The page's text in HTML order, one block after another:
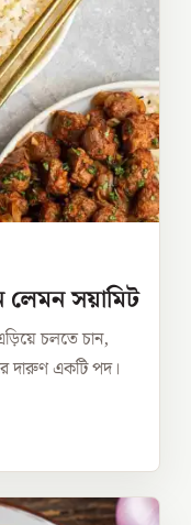
লেমন সয়ামিট
চলতে চান,
দারুণ একটি পদ।